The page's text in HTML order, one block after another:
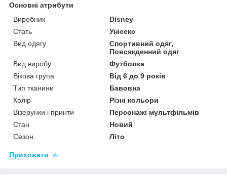
Основні атрибути
Виробник
Disney
Стать
Унісекс
Вид одягу
Спортивний одяг,
Повсякденний одяг
Вид виробу
Футболка
Вікова група
Від 6 до 9 років
Тип тканини
Бавовна
Колір
Різні кольори
Візерунки і принти
Персонажі мультфільмів
Стан
Новий
Сезон
Літо
Приховати